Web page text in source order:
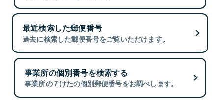
最近検索した郵便番号
過去に検索した郵便番号をご覧いただけます。
事業所の個別番号を検索する
事業所の７けたの個別郵便番号をお調べします。